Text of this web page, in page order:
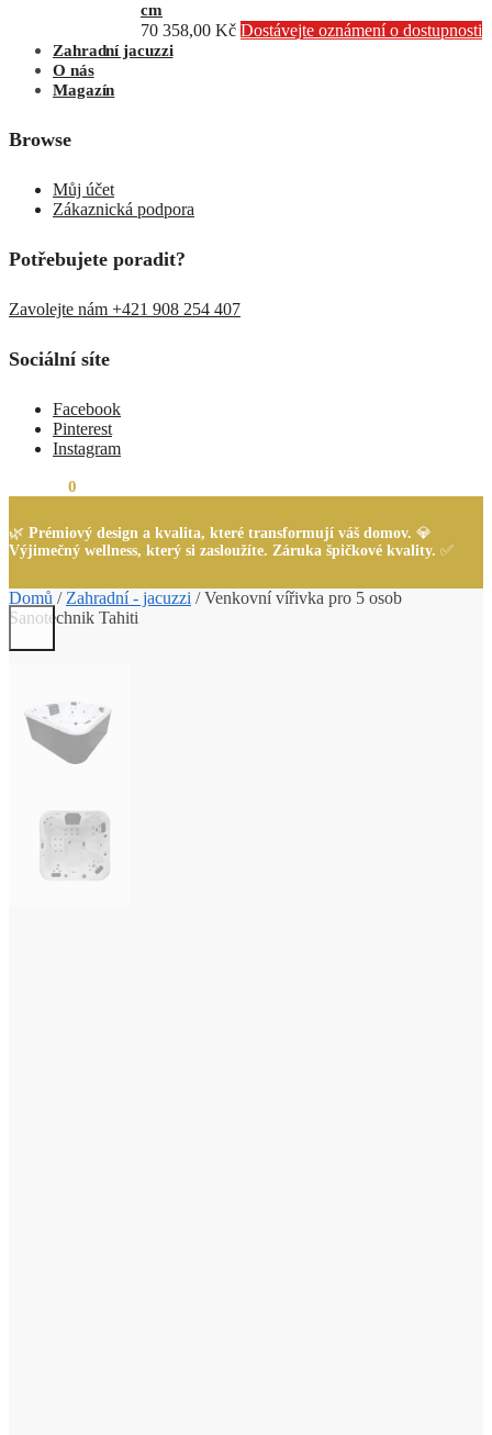
cm
70 358,00 Kč Dostávejte oznámení o dostupnosti
Zahradní jacuzzi
O nás
Magazín
Browse
Můj účet
Zákaznická podpora
Potřebujete poradit?
Zavolejte nám +421 908 254 407
Sociální síte
Facebook
Pinterest
Instagram
0
🌿 Prémiový design a kvalita, které transformují váš domov. 💎
Výjimečný wellness, který si zasloužíte. Záruka špičkové kvality. ✅
Domů / Zahradní - jacuzzi /Venkovní vířivka pro 5 osob
Sanotechnik Tahiti